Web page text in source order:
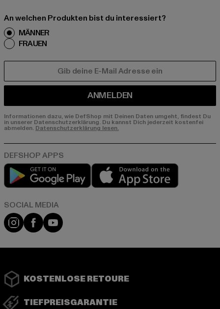
An welchen Produkten bist du interessiert?
MÄNNER
FRAUEN
ANMELDEN
Informationen dazu, wie DefShop mit Deinen Daten umgeht, findest Du
in unserer Datenschutzerklärung. Du kannst Dich jederzeit kostenfei
abmelden. Datenschutzerklärung lesen.
Play market
Instagram
FacebookYouTube
KOSTENLOSE RETOURE
TIEFPREISGARANTIE